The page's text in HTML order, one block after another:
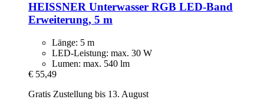
HEISSNER Unterwasser RGB LED-​Band
Erweiterung, 5 m
Länge: 5 m
LED-Leistung: max. 30 W
Lumen: max. 540 lm
€ 55,49
Gratis Zustellung bis 13. August